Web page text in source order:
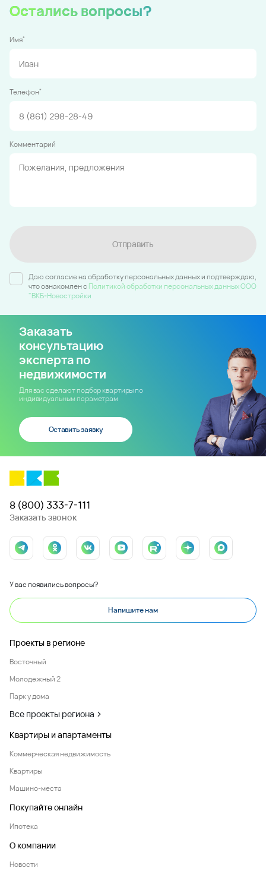
Остались вопросы?
Имя*
Телефон*
Комментарий
Отправить
Даю согласие на обработку персональных данных и подтверждаю,
что ознакомлен c Политикой обработки персональных данных ООО
"ВКБ-Новостройки
Заказать
консультацию
эксперта по
недвижимости
Для вас сделают подбор квартиры по
индивидуальным параметрам
Оставить заявку
8 (800) 333-7-111
Заказать звонок
У вас появились вопросы?
Напишите нам
Проекты в регионе
Восточный
Молодежный 2
Парк у дома
Все проекты региона
Квартиры и апартаменты
Коммерческая недвижимость
Квартиры
Машино-места
Покупайте онлайн
Ипотека
О компании
Новости